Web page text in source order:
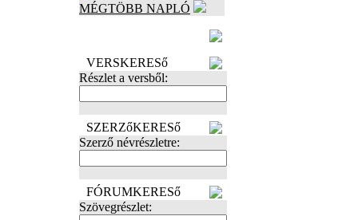
MÉGTÖBB NAPLÓ
VERSKERESő
Részlet a versből:
SZERZőKERESő
Szerző névrészletre:
FÓRUMKERESő
Szövegrészlet: